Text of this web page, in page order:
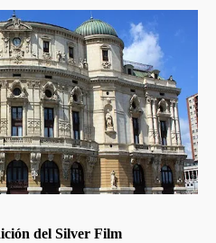
del Silver Film